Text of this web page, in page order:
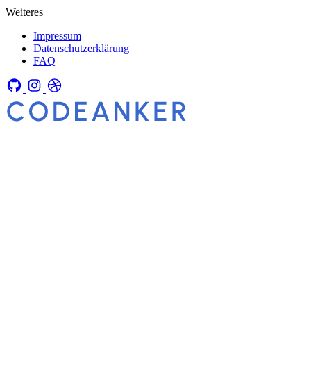
Weiteres
Impressum
Datenschutzerklärung
FAQ